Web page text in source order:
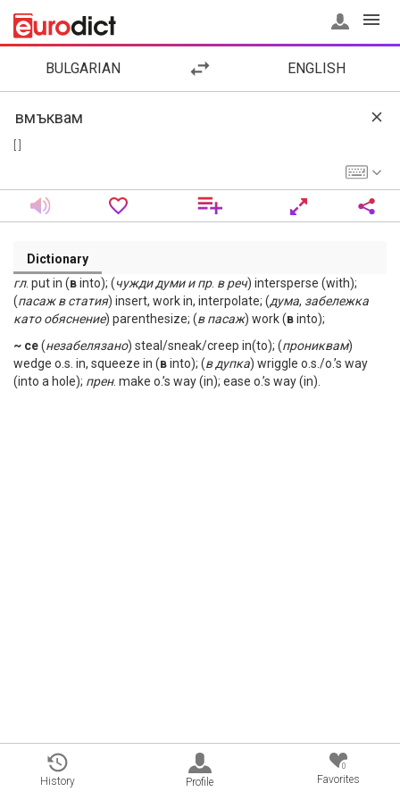
BULGARIAN ENGLISH
Dictionary
гл. put in (вinto); (чужди думи и пр. в реч) intersperse (with);
(пасаж в статия) insert, work in, interpolate; (дума, забележка
като обяснение) parenthesize; (в пасаж) work (вinto);
~ се(незабелязано) steal/sneak/creep in(to); (прониквам)
wedge o.s. in, squeeze in (вinto); (в дупка) wriggle o.s./o.’s way
(into a hole); прен. make o.’s way (in); ease o.’s way (in).
History Profile
0
Favorites